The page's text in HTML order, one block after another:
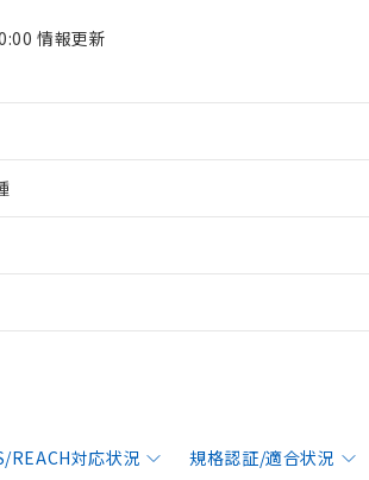
情報更新
REACH対応状況 規格認証/適合状況